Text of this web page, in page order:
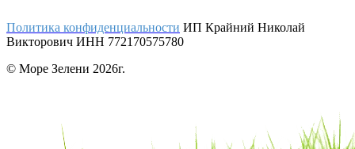
Политика конфиденциальности ИП Крайний Николай
Викторович ИНН 772170575780
© Море Зелени 2026г.